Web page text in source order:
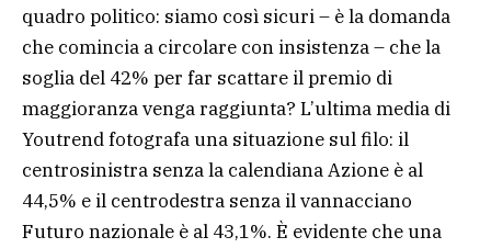
quadro politico: siamo così sicuri – è la domanda
che comincia a circolare con insistenza – che la
soglia del 42% per far scattare il premio di
maggioranza venga raggiunta? L’ultima media di
Youtrend fotografa una situazione sul filo: il
centrosinistra senza la calendiana Azione è al
44,5% e il centrodestra senza il vannacciano
Futuro nazionale è al 43,1%. È evidente che una